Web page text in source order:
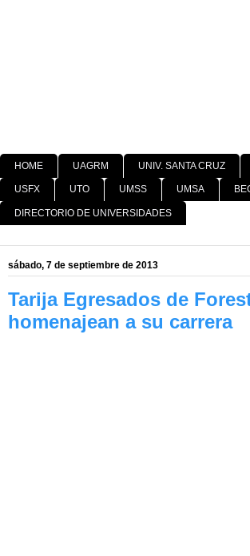
HOME UAGRM UNIV. SANTA CRUZ
USFX UTO UMSS UMSA
DIRECTORIO DE UNIVERSIDADES
sábado, 7 de septiembre de 2013
Tarija Egresados de
homenajean a su carrera